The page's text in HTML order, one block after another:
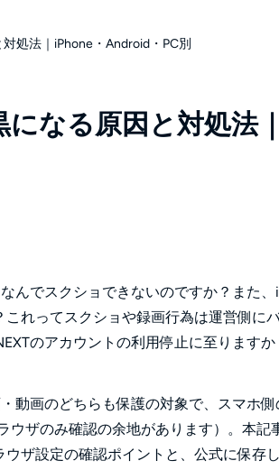
処法｜iPhone・Android・PC別
なる原因と対処法｜
んでスクショできないのですか？また
れってスクショや録画行為は運営側に
のアカウントの利用停止に至りますか
動画のどちらも保護の対象で、スマホ
ウザのみ確認の余地があります）。本記
ザ設定の確認ポイントと、公式に保存